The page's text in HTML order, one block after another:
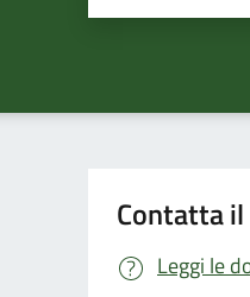
Contatta
Leggi le